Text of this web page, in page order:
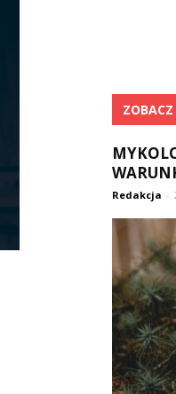
Redakcja -